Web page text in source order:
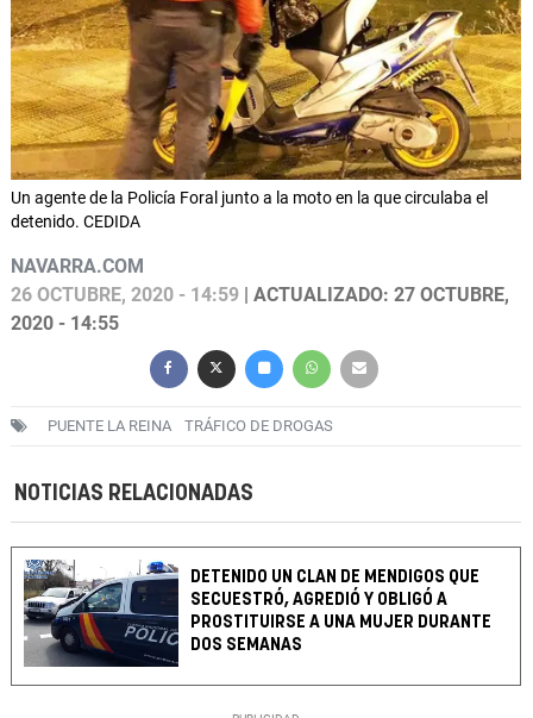
Un agente de la Policía Foral junto a la moto en la que circulaba el
detenido. CEDIDA
NAVARRA.COM
26 OCTUBRE, 2020 - 14:59 | ACTUALIZADO: 27 OCTUBRE,
2020 - 14:55
PUENTE LA REINA TRÁFICO DE DROGAS
NOTICIAS RELACIONADAS
DETENIDO UN CLAN DE MENDIGOS QUE
SECUESTRÓ, AGREDIÓ Y OBLIGÓ A
PROSTITUIRSE A UNA MUJER DURANTE
DOS SEMANAS